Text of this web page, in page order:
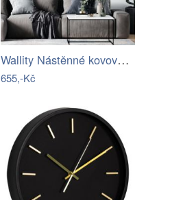
Wallity Nástěnné kovové hodiny…
655,-Kč